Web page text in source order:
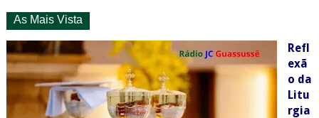
As Mais Vista
Refl
exã
o da
Litu
rgia